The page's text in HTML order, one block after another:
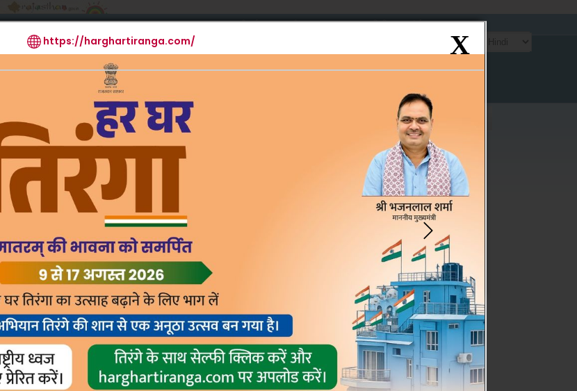
मुखपृष्ठ आर.टी.आई. साइटमैप एफ.ए.क्यू. प्रतिपुष्टि संपर्क
वार्षिक प्रतिवेदन अधिनियम एवं नियम निर्देशिका
वर्ष अपीलार्थी प्रत्यार्थी
प्रतिवाद की
तिथि
निर्णय डाउनलोड
इओलेन इलेक्ट्रोनिक्स बैगलोर
X